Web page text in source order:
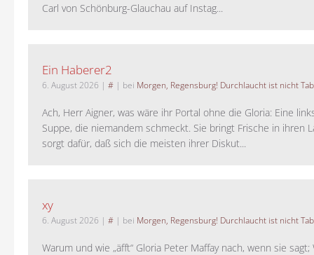
Carl von Schönburg-Glauchau auf Instag...
Ein Haberer2
6. August 2026 | # | bei Morgen, Regensburg! Durchlaucht ist nicht
Ach, Herr Aigner, was wäre ihr Portal ohne die Gloria: Eine
Suppe, die niemandem schmeckt. Sie bringt Frische in ihren
sorgt dafür, daß sich die meisten ihrer Diskut...
xy
6. August 2026 | # | bei Morgen, Regensburg! Durchlaucht ist nicht
Warum und wie „äfft“ Gloria Peter Maffay nach, wenn sie